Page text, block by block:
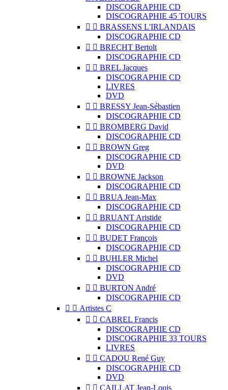
DISCOGRAPHIE CD
DISCOGRAPHIE 45 TOURS
  BRASSENS L'IRLANDAIS
DISCOGRAPHIE CD
  BRECHT Bertolt
DISCOGRAPHIE CD
  BREL Jacques
DISCOGRAPHIE CD
LIVRES
DVD
  BRESSY Jean-Sébastien
DISCOGRAPHIE CD
  BROMBERG David
DISCOGRAPHIE CD
  BROWN Greg
DISCOGRAPHIE CD
DVD
  BROWNE Jackson
DISCOGRAPHIE CD
  BRUA Jean-Max
DISCOGRAPHIE CD
  BRUANT Aristide
DISCOGRAPHIE CD
  BUDET François
DISCOGRAPHIE CD
  BUHLER Michel
DISCOGRAPHIE CD
DVD
  BURTON André
DISCOGRAPHIE CD
  Artistes C
  CABREL Francis
DISCOGRAPHIE CD
DISCOGRAPHIE 33 TOURS
LIVRES
  CADOU René Guy
DISCOGRAPHIE CD
DVD
  CAILLAT Jean-Louis